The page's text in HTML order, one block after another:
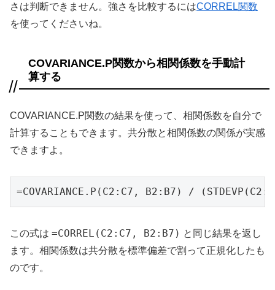
さは判断できません。強さを比較するにはCORREL関数
を使ってくださいね。
COVARIANCE.P関数から相関係数を手動計
算する
COVARIANCE.P関数の結果を使って、相関係数を自分で
計算することもできます。共分散と相関係数の関係が実感
できますよ。
=COVARIANCE.P(C2:C7, B2:B7) /
この式は =CORREL(C2:C7, B2:B7) と同じ結果を返し
ます。相関係数は共分散を標準偏差で割って正規化したも
のです。